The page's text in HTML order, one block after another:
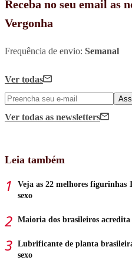
Receba no seu email as
Vergonha
Frequência de envio: Semanal
Ver todas
Ver todas as newsletters
Leia também
Veja as 22 melhores figurinhas
sexo
Maioria dos brasileiros acredita
Lubrificante de planta
sexo